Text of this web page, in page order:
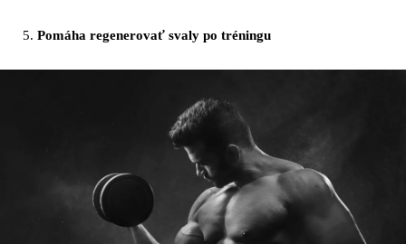
Pomáha regenerovať svaly po tréningu